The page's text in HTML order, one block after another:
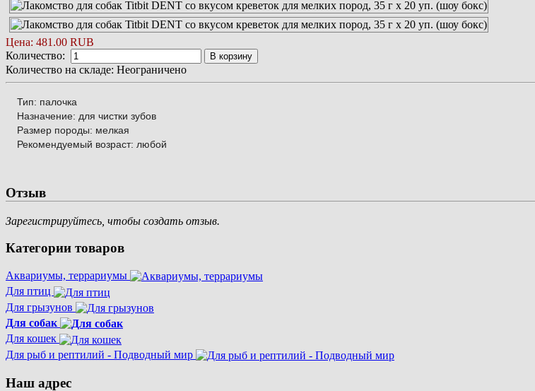
Цена: 481.00 RUB
Количество:
В корзину
Количество на складе: Неограничено
Тип: палочка
Назначение: для чистки зубов
Размер породы: мелкая
Рекомендуемый возраст: любой
Отзыв
Зарегистрируйтесь, чтобы создать отзыв.
Категории товаров
Аквариумы, террариумы
Для птиц
Для грызунов
Для собак
Для кошек
Для рыб и рептилий - Подводный мир
Наш адрес